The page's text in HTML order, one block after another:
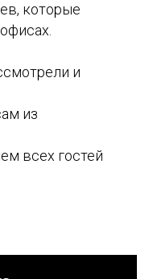
которые
и
из
всех гостей